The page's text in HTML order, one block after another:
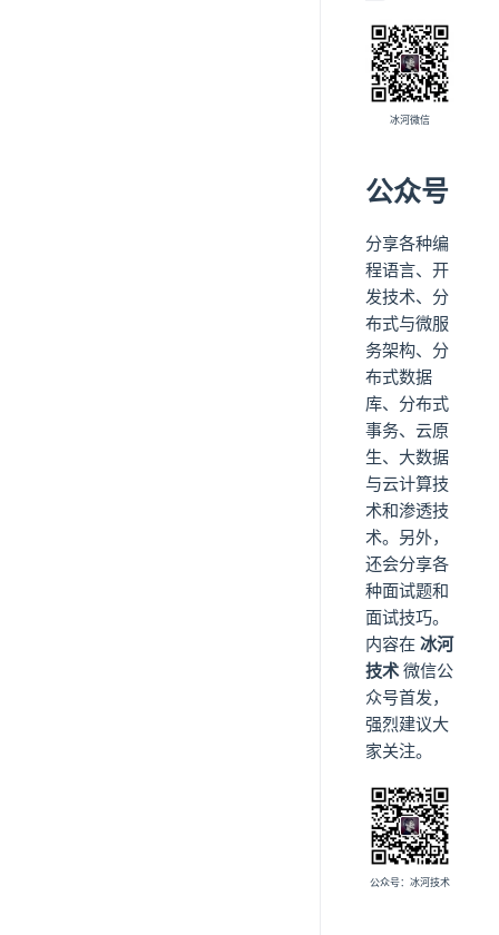
冰河微信
公众号
分享各种编
程语言、开
发技术、分
布式与微服
务架构、分
布式数据
库、分布式
事务、云原
生、大数据
与云计算技
术和渗透技
术。另外，
还会分享各
种面试题和
面试技巧。
内容在 冰河
技术微信公
众号首发，
强烈建议大
家关注。
公众号：冰河技术